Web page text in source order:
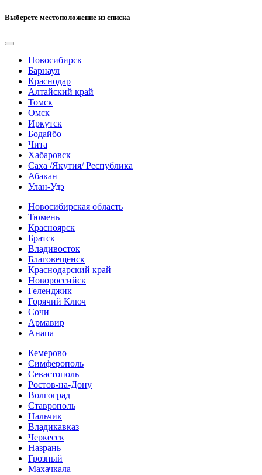
Выберете местоположение из списка
Новосибирск
Барнаул
Краснодар
Алтайский край
Томск
Омск
Иркутск
Бодайбо
Чита
Хабаровск
Саха /Якутия/ Республика
Абакан
Улан-Удэ
Новосибирская область
Тюмень
Красноярск
Братск
Владивосток
Благовещенск
Краснодарский край
Новороссийск
Геленджик
Горячий Ключ
Сочи
Армавир
Анапа
Кемерово
Симферополь
Севастополь
Ростов-на-Дону
Волгоград
Ставрополь
Нальчик
Владикавказ
Черкесск
Назрань
Грозный
Махачкала